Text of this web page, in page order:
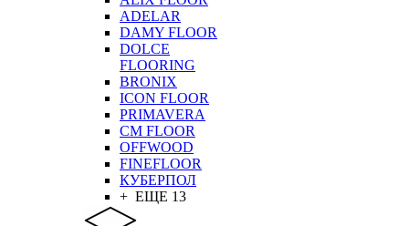
ADELAR
DAMY FLOOR
DOLCE
FLOORING
BRONIX
ICON FLOOR
PRIMAVERA
CM FLOOR
OFFWOOD
FINEFLOOR
КУБЕРПОЛ
+ ЕЩЕ 13